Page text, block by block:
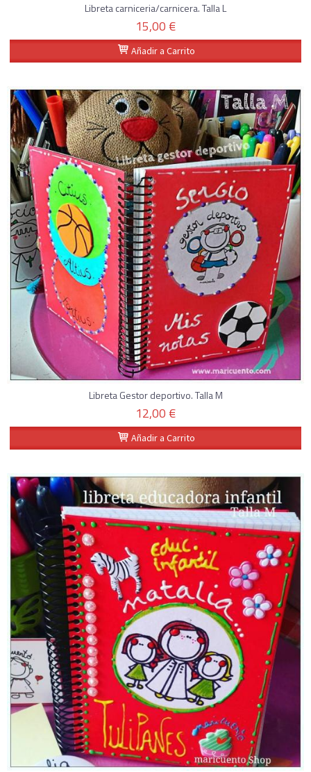
Libreta carniceria/carnicera. Talla L
15,00 €
Añadir a Carrito
Libreta Gestor deportivo. Talla M
12,00 €
Añadir a Carrito